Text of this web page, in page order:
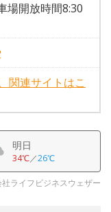
場開放時間8:30
関連サイトはこ
明日
34℃／26℃
ライフビジネスウェザー